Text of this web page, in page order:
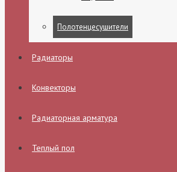
Полотенцесушители
Радиаторы
Конвекторы
Радиаторная арматура
Теплый пол